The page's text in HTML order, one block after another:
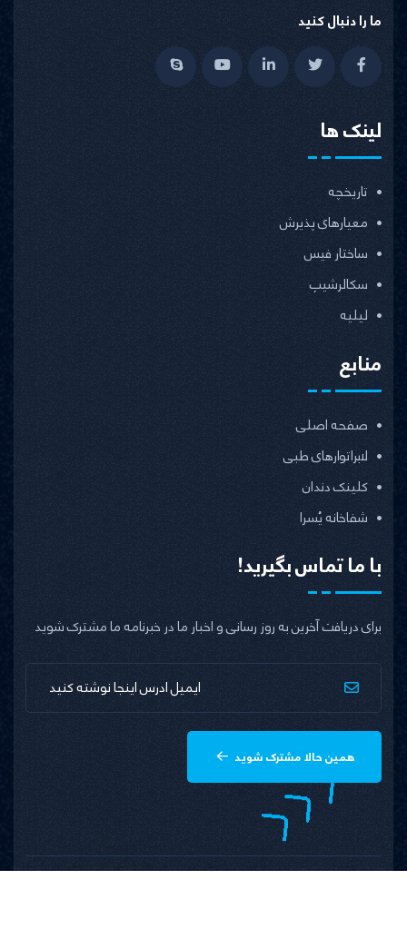
ما را دنبال کنید
لینک ها
تاریخچه
معیارهای پذیرش
ساختار فیس
سکالرشیپ
لیلیه
منابع
صفحه اصلی
لابراتوارهای طبی
کلینک دندان
شفاخانه یُسرا
با ما تماس بگیرید!
برای دریافت آخرین به روز رسانی و اخبار ما در خبرنامه ما مشترک شوید
همین حالا مشترک شوید